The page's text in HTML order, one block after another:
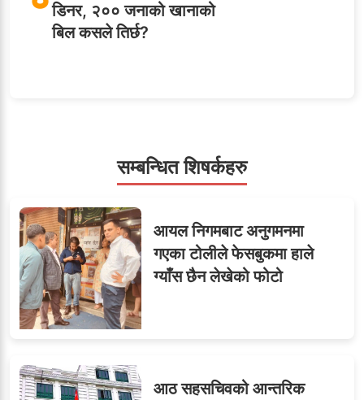
डिनर, २०० जनाको खानाको
बिल कसले तिर्छ?
६सहसचिवमा प्रथम भएका
विजयकुमार शर्माको लोकसेवा
टिप्स
७
सम्बन्धित शिषर्कहरु
आयल निगमबाट अनुगमनमा
गएका टोलीले फेसबुकमा हाले
ग्याँस छैन लेखेको फोटो
आठ सहसचिवको आन्तरिक